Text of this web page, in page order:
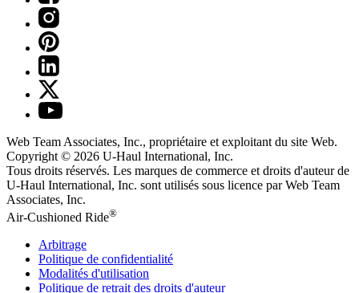
Web Team Associates, Inc., propriétaire et exploitant du site Web.
Copyright © 2026 U-Haul International, Inc.
Tous droits réservés. Les marques de commerce et droits d'auteur de
U-Haul International, Inc. sont utilisés sous licence par Web Team
Associates, Inc.
Air-Cushioned Ride®
Arbitrage
Politique de confidentialité
Modalités d'utilisation
Politique de retrait des droits d'auteur